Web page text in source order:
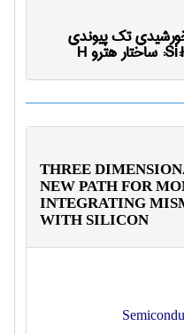
تک پیوندی
THREE
NEW PATH FOR
INTEGRATING
WITH SILICON